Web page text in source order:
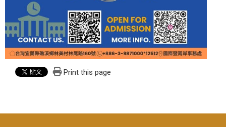
Print this page